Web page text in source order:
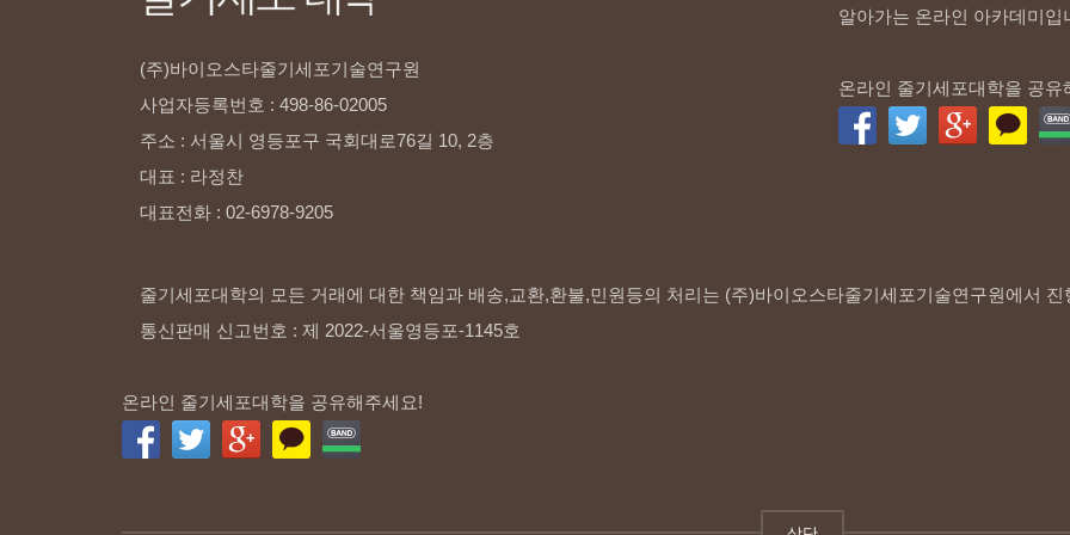
(주)바이오스타줄기세포기술연구원
사업자등록번호 : 498-86-02005
주소 : 서울시 영등포구 국회대로76길 10, 2층
대표 : 라정찬
대표전화 : 02-6978-9205
알아가는 온라인 아카데미입
온라인 줄기세포대학을 공유
줄기세포대학의 모든 거래에 대한 책임과 배송,교환,환불,민원등의 처리는 (주)바이오스타줄기세포기술연구원에서 진
통신판매 신고번호 : 제 2022-서울영등포-1145호
온라인 줄기세포대학을 공유해주세요!